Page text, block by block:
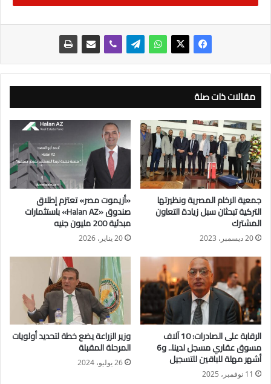
كتبت /شيماء موسى
مقالات ذات صلة
جمعية الرخام المصرية ونظيرتها
التركية تبحثان سبل زيادة التعاون
المشترك
20 ديسمبر، 2023
«أزيموت مصر» تعتزم إطلاق
صندوق «Halan AZ» باستثمارات
مبدئية 200 مليون جنيه
20 يناير، 2026
الرقابة على الصادرات: 10 آلاف
مسوق عقاري مسجل لدينا.. و6
أشهر مهلة للباقين للتسجيل
11 نوفمبر، 2025
وزير الزراعة يضع خطة لتحديد أولويات
المرحلة المقبلة
26 يوليو، 2024